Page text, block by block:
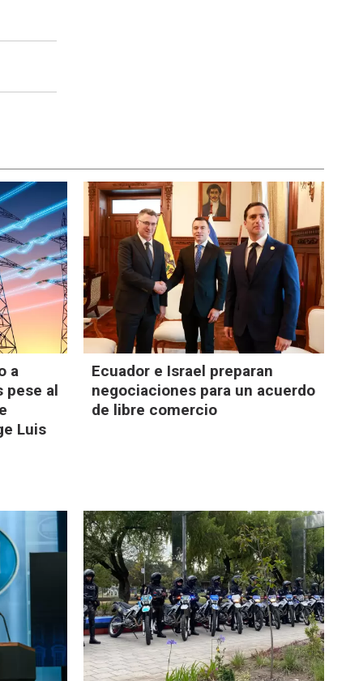
a
pese al
Luis
Ecuador e Israel preparan
negociaciones para un acuerdo
de libre comercio